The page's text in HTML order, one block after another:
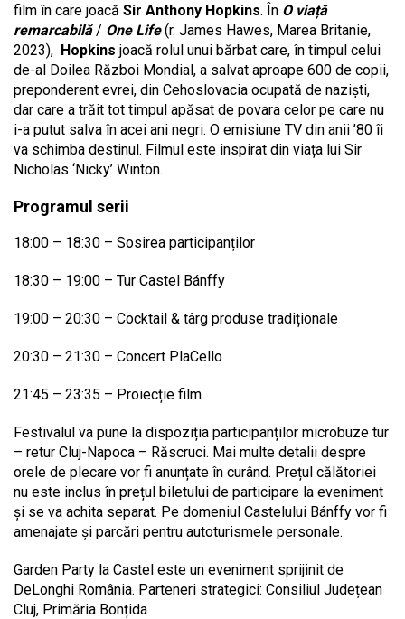
film în care joacă Sir Anthony Hopkins. În O viață
remarcabilă/ One Life(r. James Hawes, Marea Britanie,
2023), Hopkins joacă rolul unui bărbat care, în timpul celui
de-al Doilea Război Mondial, a salvat aproape 600 de copii,
preponderent evrei, din Cehoslovacia ocupată de naziști,
dar care a trăit tot timpul apăsat de povara celor pe care nu
i-a putut salva în acei ani negri. O emisiune TV din anii ’80 îi
va schimba destinul. Filmul este inspirat din viața lui Sir
Nicholas ‘Nicky’ Winton.
Programul serii
18:00 – 18:30 – Sosirea participanților
18:30 – 19:00 – Tur Castel Bánffy
19:00 – 20:30 – Cocktail & târg produse tradiționale
20:30 – 21:30 – Concert PlaCello
21:45 – 23:35 – Proiecție film
Festivalul va pune la dispoziția participanților microbuze tur
– retur Cluj-Napoca – Răscruci. Mai multe detalii despre
orele de plecare vor fi anunțate în curând. Prețul călătoriei
nu este inclus în prețul biletului de participare la eveniment
și se va achita separat. Pe domeniul Castelului Bánffy vor fi
amenajate și parcări pentru autoturismele personale.
Garden Party la Castel este un eveniment sprijinit de
DeLonghi România. Parteneri strategici: Consiliul Județean
Cluj, Primăria Bonțida